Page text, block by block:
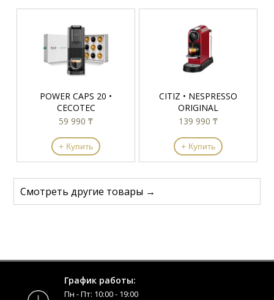
POWER CAPS 20 •
CECOTEC
59 990 ₸
+ Купить
CITIZ • NESPRESSO
ORIGINAL
139 990 ₸
+ Купить
Смотреть другие товары →
График работы:
Пн - Пт: 10:00 - 19:00